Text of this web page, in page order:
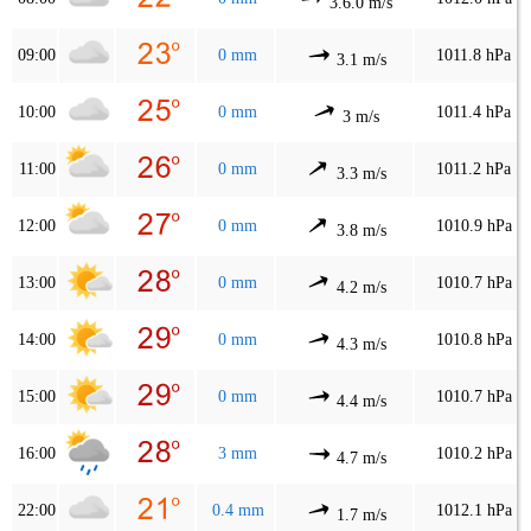
09:00 0 mm 3.1 m/s 1011.8 hPa
10:00 0 mm 3 m/s 1011.4 hPa
11:00 0 mm 3.3 m/s 1011.2 hPa
12:00 0 mm 3.8 m/s 1010.9 hPa
13:00 0 mm 4.2 m/s 1010.7 hPa
14:00 0 mm 4.3 m/s 1010.8 hPa
15:00 0 mm 4.4 m/s 1010.7 hPa
16:00 3 mm 4.7 m/s 1010.2 hPa
22:00 0.4 mm 1.7 m/s 1012.1 hPa